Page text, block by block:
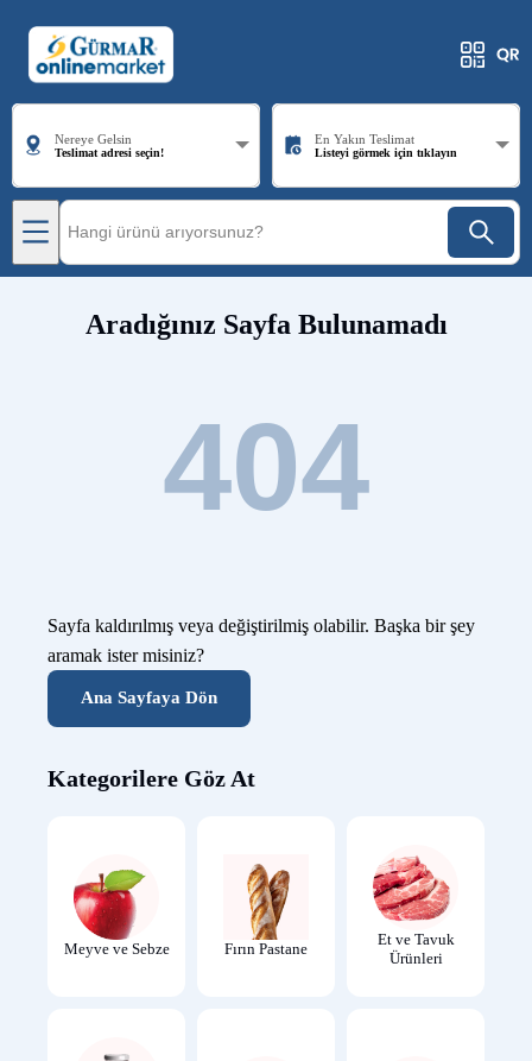
Nereye Gelsin
Teslimat adresi seçin!
En Yakın Teslimat
Listeyi görmek için tıklayın
Aradığınız Sayfa Bulunamadı
Sayfa kaldırılmış veya değiştirilmiş olabilir. Başka bir şey
aramak ister misiniz?
Ana Sayfaya Dön
404
Kategorilere Göz At
Meyve ve Sebze Fırın Pastane
Et ve Tavuk
Ürünleri